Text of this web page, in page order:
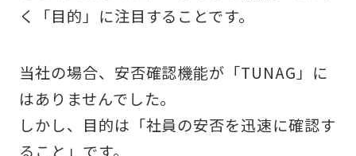
く「目的」に注目することです。
当社の場合、安否確認機能が「TUNAG」に
はありませんでした。
しかし、目的は「社員の安否を迅速に確認す
ること」です。